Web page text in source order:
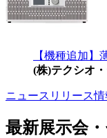
【機種追加
(株)テクシオ
ニュースリリース
最新展示会